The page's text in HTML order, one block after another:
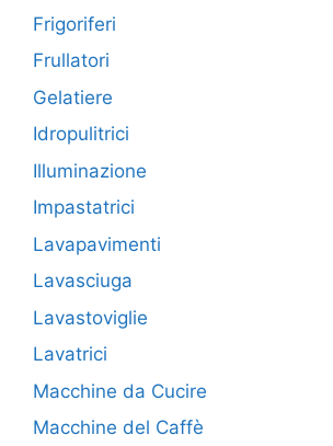
Frigoriferi
Frullatori
Gelatiere
Idropulitrici
Illuminazione
Impastatrici
Lavapavimenti
Lavasciuga
Lavastoviglie
Lavatrici
Macchine da Cucire
Macchine del Caffè